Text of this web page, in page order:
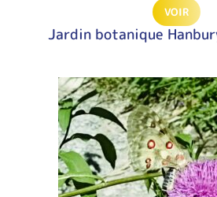
VOIR
Jardin botanique